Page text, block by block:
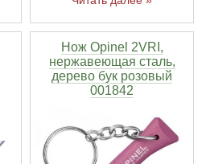
Нож Opinel 2VRI,
нержавеющая сталь,
дерево бук розовый
001842